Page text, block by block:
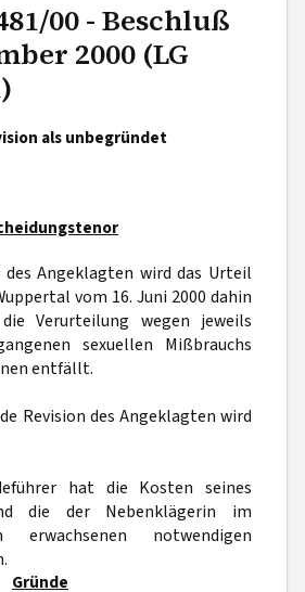
00 - Beschluß
2000 (LG
als unbegründet
des Angeklagten wird das Urteil
vom 16. Juni 2000 dahin
Verurteilung wegen jeweils
sexuellen Mißbrauchs
entfällt.
Revision des Angeklagten wird
hat die Kosten seines
die der Nebenklägerin im
erwachsenen notwendigen
Gründe